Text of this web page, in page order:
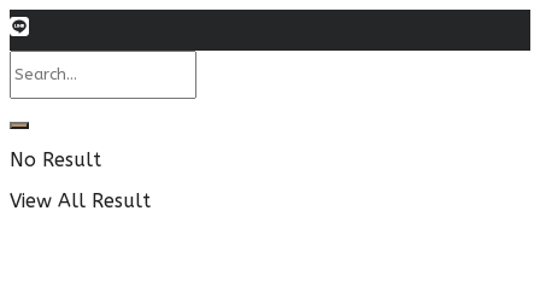
No Result
View All Result